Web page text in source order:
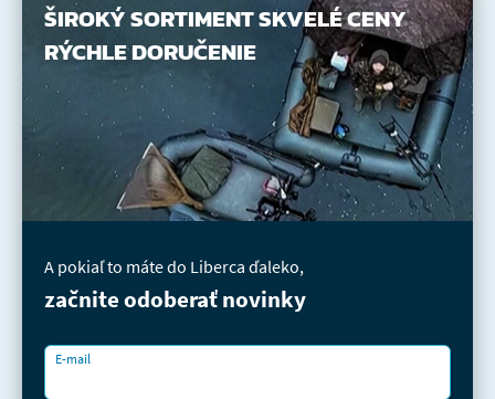
ŠIROKÝ SORTIMENTSKVELÉ CENY
RÝCHLE DORUČENIE
A pokiaľ to máte do Liberca ďaleko,
začnite odoberať novinky
E-mail